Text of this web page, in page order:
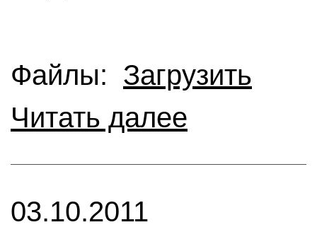
Файлы: Загрузить
Читать далее
03.10.2011